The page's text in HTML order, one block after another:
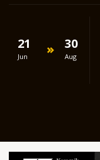
21
Jun
30
Aug